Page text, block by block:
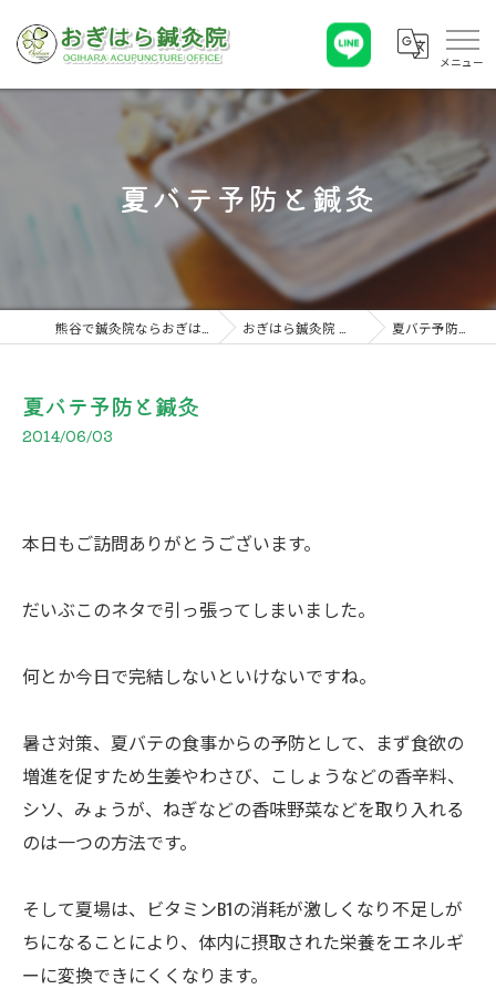
夏バテ予防と鍼灸
おぎはら鍼灸院 こぼれ話 夏バテ予防と鍼灸
夏バテ予防と鍼灸
2014/06/03
本日もご訪問ありがとうございます。
だいぶこのネタで引っ張ってしまいました。
何とか今日で完結しないといけないですね。
暑さ対策、夏バテの食事からの予防として、まず食欲の
増進を促すため生姜やわさび、こしょうなどの香辛料、
シソ、みょうが、ねぎなどの香味野菜などを取り入れる
のは一つの方法です。
そして夏場は、ビタミンB1の消耗が激しくなり不足しが
ちになることにより、体内に摂取された栄養をエネルギ
ーに変換できにくくなります。